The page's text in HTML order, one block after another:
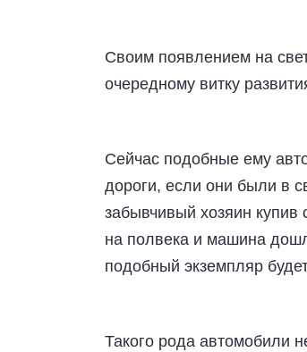
Своим появлением на
очередному витку
Сейчас подобные ему
дороги, если они были в
забывчивый хозяин купив
на полвека и машина
подобный экземпляр
Такого рода автомобили